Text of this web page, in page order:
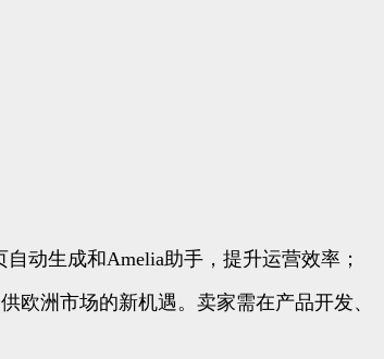
动生成和Amelia助手，提升运营效率；
欧洲市场的新机遇。卖家需在产品开发、